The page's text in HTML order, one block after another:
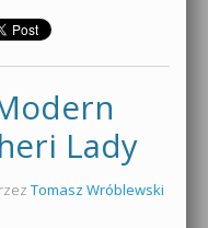
Lady
Tomasz Wróblewski